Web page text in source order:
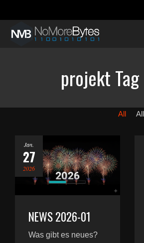
projekt Tag
All
Jan.
27
2026
NEWS 2026-01
Was gibt es neues?